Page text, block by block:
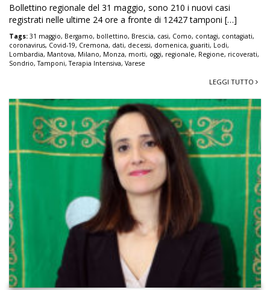
Bollettino regionale del 31 maggio, sono 210 i nuovi casi
registrati nelle ultime 24 ore a fronte di 12427 tamponi […]
Tags: 31 maggio, Bergamo, bollettino, Brescia, casi, Como, contagi, contagiati,
coronavirus, Covid-19, Cremona, dati, decessi, domenica, guariti, Lodi,
Lombardia, Mantova, Milano, Monza, morti, oggi, regionale, Regione, ricoverati,
Sondrio,Tamponi,Terapia Intensiva, Varese
LEGGI TUTTO